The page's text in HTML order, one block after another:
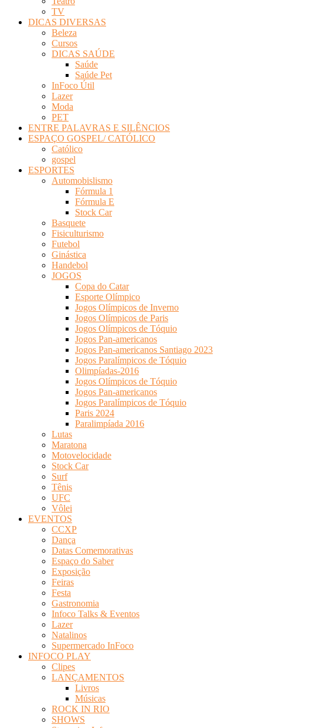
TV
DICAS DIVERSAS
Beleza
Cursos
DICAS SAÚDE
Saúde
Saúde Pet
InFoco Útil
Lazer
Moda
PET
ENTRE PALAVRAS E SILÊNCIOS
ESPAÇO GOSPEL/ CATÓLICO
Católico
gospel
ESPORTES
Automobislismo
Fórmula 1
Fórmula E
Stock Car
Basquete
Fisiculturismo
Futebol
Ginástica
Handebol
JOGOS
Copa do Catar
Esporte Olímpico
Jogos Olímpicos de Inverno
Jogos Olímpicos de Paris
Jogos Olímpicos de Tóquio
Jogos Pan-americanos
Jogos Pan-americanos Santiago 2023
Jogos Paralímpicos de Tóquio
Olimpíadas-2016
Jogos Olímpicos de Tóquio
Jogos Pan-americanos
Jogos Paralímpicos de Tóquio
Paris 2024
Paralimpíada 2016
Lutas
Maratona
Motovelocidade
Stock Car
Surf
Tênis
UFC
Vôlei
EVENTOS
CCXP
Dança
Datas Comemorativas
Espaço do Saber
Exposição
Feiras
Festa
Gastronomia
Infoco Talks & Eventos
Lazer
Natalinos
Supermercado InFoco
INFOCO PLAY
Clipes
LANÇAMENTOS
Livros
Músicas
ROCK IN RIO
SHOWS